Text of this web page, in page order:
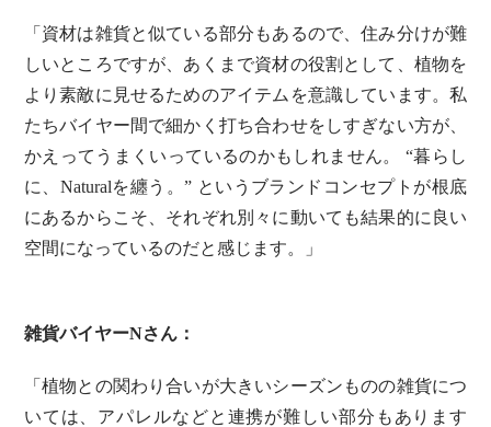
「資材は雑貨と似ている部分もあるので、住み分けが難
しいところですが、あくまで資材の役割として、植物を
より素敵に見せるためのアイテムを意識しています。私
たちバイヤー間で細かく打ち合わせをしすぎない方が、
かえってうまくいっているのかもしれません。 “暮らし
に、Naturalを纏う。” というブランドコンセプトが根底
にあるからこそ、それぞれ別々に動いても結果的に良い
空間になっているのだと感じます。」
雑貨バイヤーNさん：
「植物との関わり合いが大きいシーズンものの雑貨につ
いては、アパレルなどと連携が難しい部分もあります